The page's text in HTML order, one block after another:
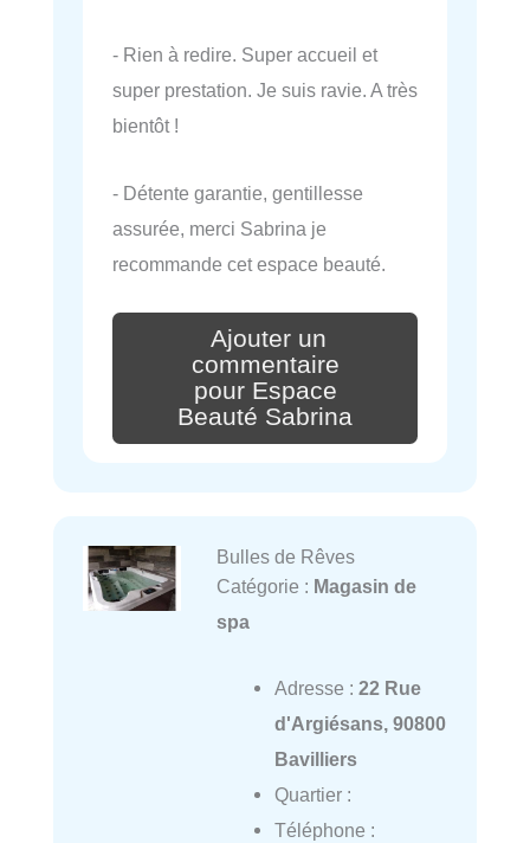
- Rien à redire. Super accueil et
super prestation. Je suis ravie. A très
bientôt !
- Détente garantie, gentillesse
assurée, merci Sabrina je
recommande cet espace beauté.
Ajouter un
commentaire
pour Espace
Beauté Sabrina
Bulles de Rêves
Catégorie : Magasin de
spa
Adresse : 22 Rue
d'Argiésans, 90800
Bavilliers
Quartier :
Téléphone :